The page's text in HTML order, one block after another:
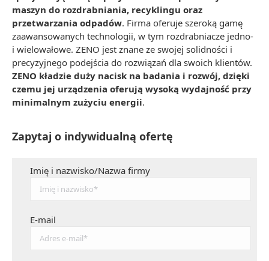
maszyn do rozdrabniania, recyklingu oraz
przetwarzania odpadów. Firma oferuje szeroką gamę
zaawansowanych technologii, w tym rozdrabniacze jedno-
i wielowałowe. ZENO jest znane ze swojej solidności i
precyzyjnego podejścia do rozwiązań dla swoich klientów.
ZENO kładzie duży nacisk na badania i rozwój, dzięki
czemu jej urządzenia oferują wysoką wydajność przy
minimalnym zużyciu energii.
Zapytaj o indywidualną ofertę
Imię i nazwisko/Nazwa firmy
E-mail